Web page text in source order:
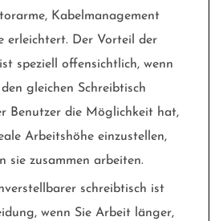
Kabelmanagement
erleichtert. Der Vorteil der
speziell offensichtlich, wenn
gleichen Schreibtisch
Benutzer die Möglichkeit hat,
Arbeitshöhe einzustellen,
sie zusammen arbeiten.
schreibtisch ist
wenn Sie Arbeit länger,